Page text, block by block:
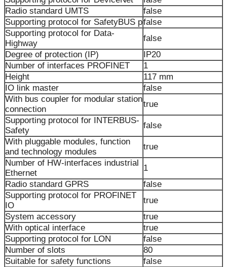
Radio standard UMTS
false
Supporting protocol for SafetyBUS pfalse
Supporting protocol for Data-
Highway
false
Degree of protection (IP)
IP20
Number of interfaces PROFINET
1
Height
117 mm
IO link master
false
With bus coupler for modular station
connection
true
Supporting protocol for INTERBUS-
Safety
false
With pluggable modules, function
and technology modules
true
Number of HW-interfaces industrial
Ethernet
1
Radio standard GPRS
false
Supporting protocol for PROFINET
IO
true
System accessory
true
With optical interface
true
Supporting protocol for LON
false
Number of slots
80
Suitable for safety functions
false